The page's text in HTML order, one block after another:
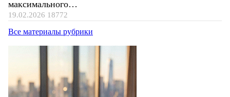
максимального…
19.02.2026 18772
Все материалы рубрики